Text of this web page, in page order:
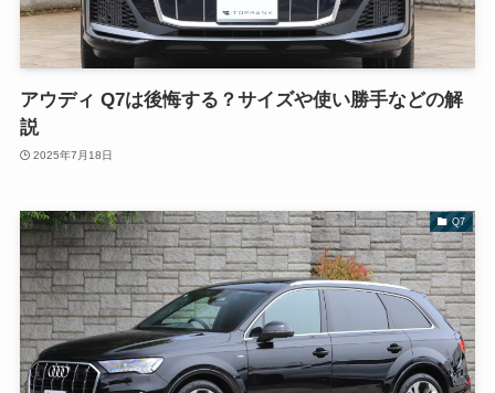
アウディ Q7は後悔する？サイズや使い勝手などの解
説
2025年7月18日
Q7